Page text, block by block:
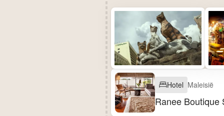
Hotel Maleisië
Ranee Boutique